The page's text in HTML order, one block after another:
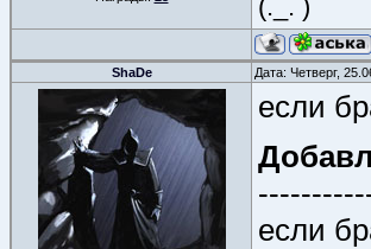
(.́_.̀ )
ShaDe Дата: Четверг,
если
если